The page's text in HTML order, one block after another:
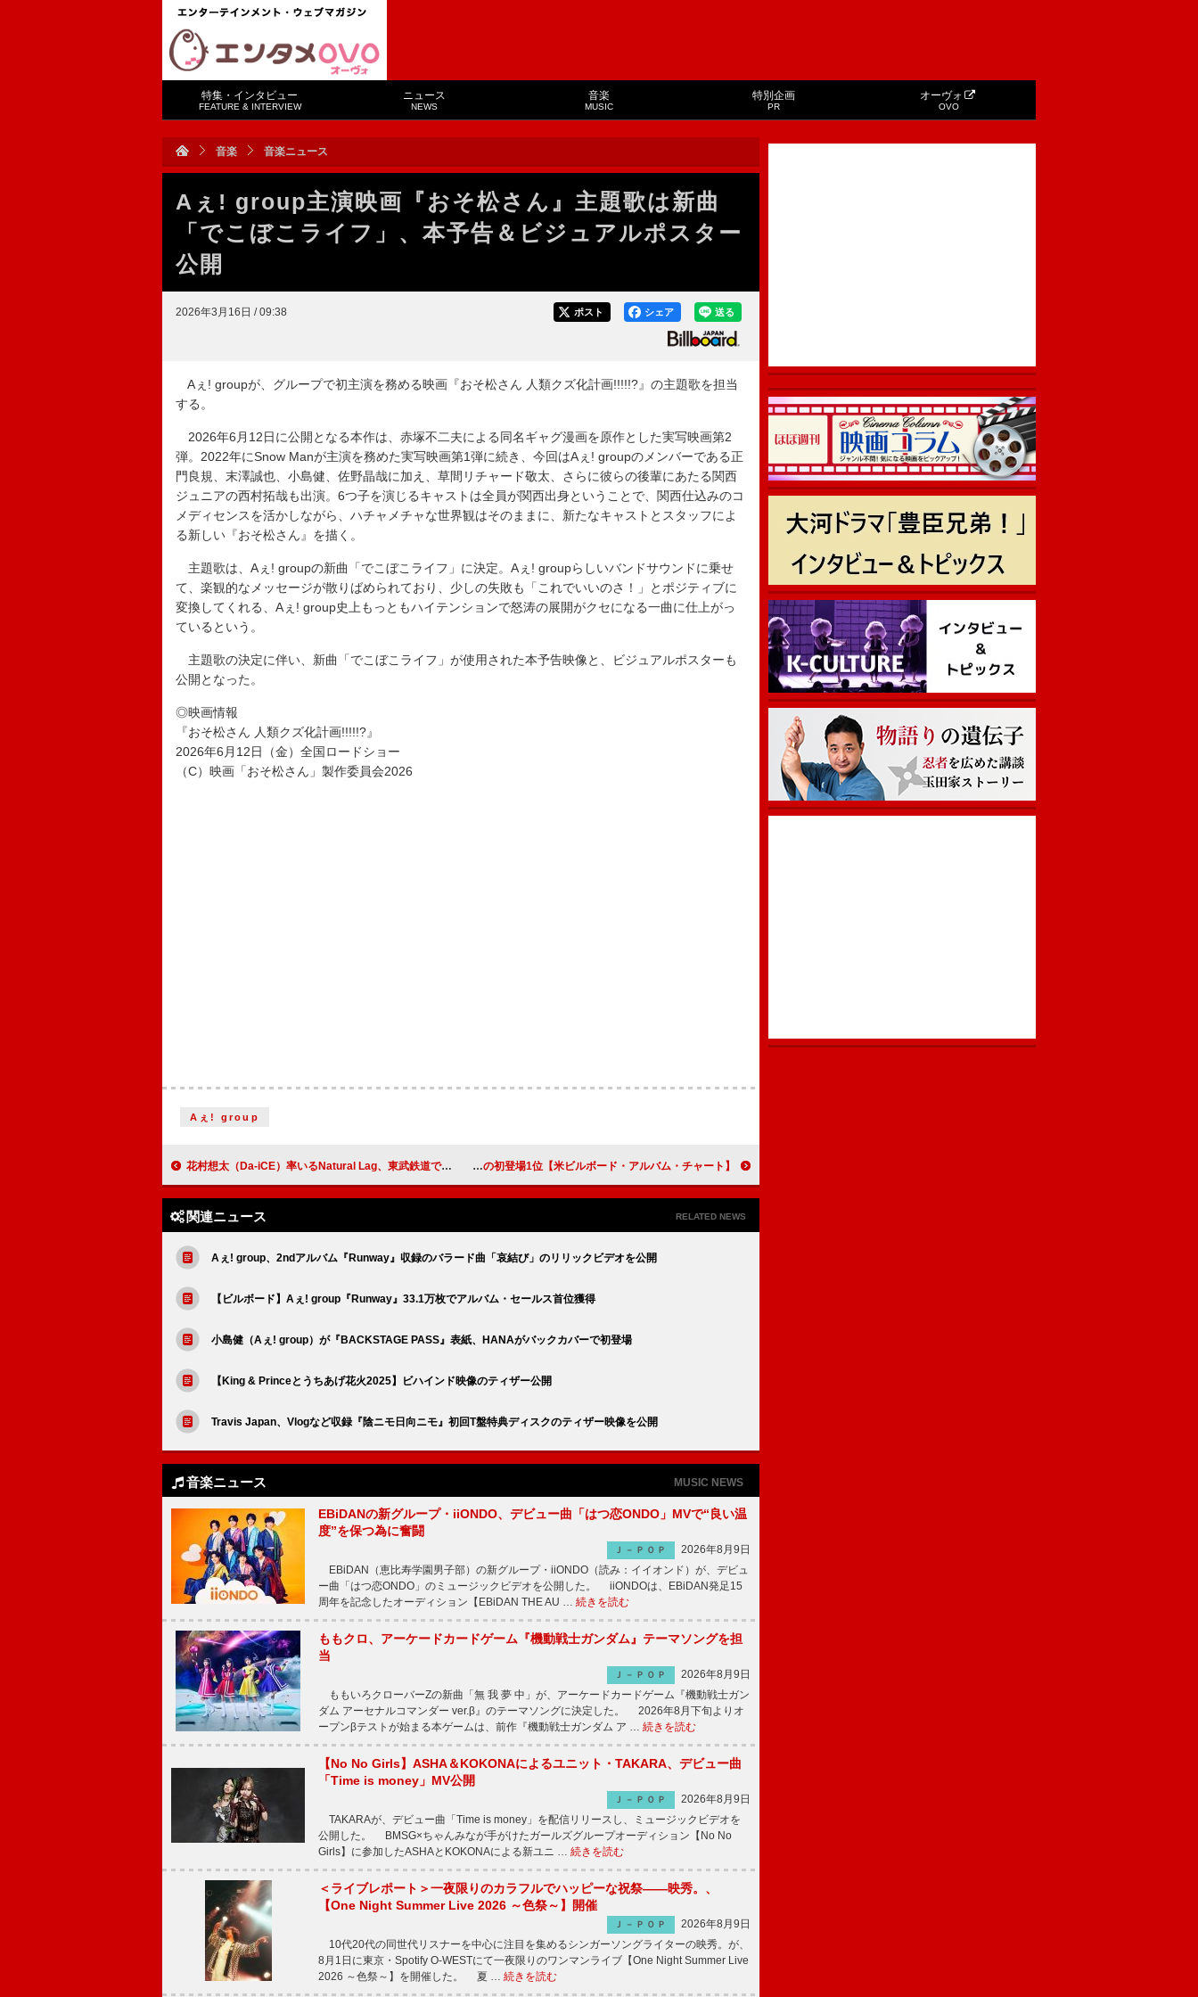
特集・インタビュー
FEATURE & INTERVIEW
ニュース
NEWS
音楽
MUSIC
特別企画
PR
オーヴォ
OVO
音楽 音楽ニュース
Aぇ! group主演映画『おそ松さん』主題歌は新曲
「でこぼこライフ」、本予告＆ビジュアルポスター
公開
2026年3月16日 / 09:38 送る
シェア
ポスト
Aぇ! groupが、グループで初主演を務める映画『おそ松さん 人類クズ化計画!!!!!?』の主題歌を担当
する。
2026年6月12日に公開となる本作は、赤塚不二夫による同名ギャグ漫画を原作とした実写映画第2
弾。2022年にSnow Manが主演を務めた実写映画第1弾に続き、今回はAぇ! groupのメンバーである正
門良規、末澤誠也、小島健、佐野晶哉に加え、草間リチャード敬太、さらに彼らの後輩にあたる関西
ジュニアの西村拓哉も出演。6つ子を演じるキャストは全員が関西出身ということで、関西仕込みのコ
メディセンスを活かしながら、ハチャメチャな世界観はそのままに、新たなキャストとスタッフによ
る新しい『おそ松さん』を描く。
主題歌は、Aぇ! groupの新曲「でこぼこライフ」に決定。Aぇ! groupらしいバンドサウンドに乗せ
て、楽観的なメッセージが散りばめられており、少しの失敗も「これでいいのさ！」とポジティブに
変換してくれる、Aぇ! group史上もっともハイテンションで怒涛の展開がクセになる一曲に仕上がっ
ているという。
主題歌の決定に伴い、新曲「でこぼこライフ」が使用された本予告映像と、ビジュアルポスターも
公開となった。
◎映画情報
『おそ松さん 人類クズ化計画!!!!!?』
2026年6月12日（金）全国ロードショー
（C）映画「おそ松さん」製作委員会2026
Aぇ! group
花村想太（Da-iCE）率いるNatural Lag、東武鉄道での小旅行を収めた「Step By Step」MV公開 【米ビルボード・アルバム・チャート】ハリー・スタイルズ最新アルバムが首位、4作連続の初登場1位
関連ニュース RELATED NEWS
Aぇ! group、2ndアルバム『Runway』収録のバラード曲「哀結び」のリリックビデオを公開
【ビルボード】Aぇ! group『Runway』33.1万枚でアルバム・セールス首位獲得
小島健（Aぇ! group）が『BACKSTAGE PASS』表紙、HANAがバックカバーで初登場
【King & Princeとうちあげ花火2025】ビハインド映像のティザー公開
Travis Japan、Vlogなど収録『陰ニモ日向ニモ』初回T盤特典ディスクのティザー映像を公開
音楽ニュース MUSIC NEWS
EBiDANの新グループ・iiONDO、デビュー曲「はつ恋ONDO」MVで“良い温
度”を保つ為に奮闘
Ｊ－ＰＯＰ
2026年8月9日
EBiDAN（恵比寿学園男子部）の新グループ・iiONDO（読み：イイオンド）が、デビュ
ー曲「はつ恋ONDO」のミュージックビデオを公開した。 iiONDOは、EBiDAN発足15
周年を記念したオーディション【EBiDAN THE AU … 続きを読む
ももクロ、アーケードカードゲーム『機動戦士ガンダム』テーマソングを担
当
Ｊ－ＰＯＰ
2026年8月9日
ももいろクローバーZの新曲「無 我 夢 中」が、アーケードカードゲーム『機動戦士ガン
ダム アーセナルコマンダー ver.β』のテーマソングに決定した。 2026年8月下旬よりオ
ープンβテストが始まる本ゲームは、前作『機動戦士ガンダム ア … 続きを読む
【No No Girls】ASHA＆KOKONAによるユニット・TAKARA、デビュー曲
「Time is money」MV公開
Ｊ－ＰＯＰ
2026年8月9日
TAKARAが、デビュー曲「Time is money」を配信リリースし、ミュージックビデオを
公開した。 BMSG×ちゃんみなが手がけたガールズグループオーディション【No No
Girls】に参加したASHAとKOKONAによる新ユニ … 続きを読む
＜ライブレポート＞一夜限りのカラフルでハッピーな祝祭――映秀。、
【One Night Summer Live 2026 ～色祭～】開催
Ｊ－ＰＯＰ
2026年8月9日
10代20代の同世代リスナーを中心に注目を集めるシンガーソングライターの映秀。が、
8月1日に東京・Spotify O-WESTにて一夜限りのワンマンライブ【One Night Summer Live
2026 ～色祭～】を開催した。 夏 … 続きを読む